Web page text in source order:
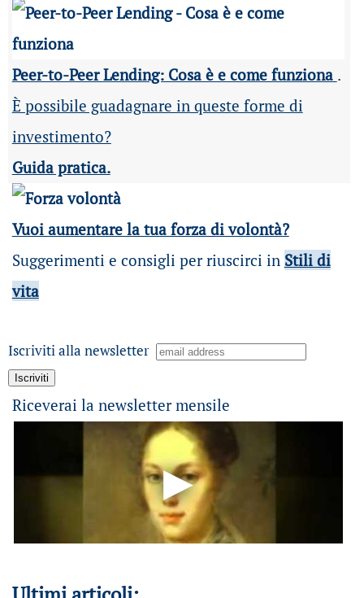
Peer-to-Peer Lending: Cosa è e come funziona .
È possibile guadagnare in queste forme di
investimento?
Guida pratica.
Vuoi aumentare la tua forza di volontà?
Suggerimenti e consigli per riuscirci in Stili di
vita
Iscriviti alla newsletter
Riceverai la newsletter mensile